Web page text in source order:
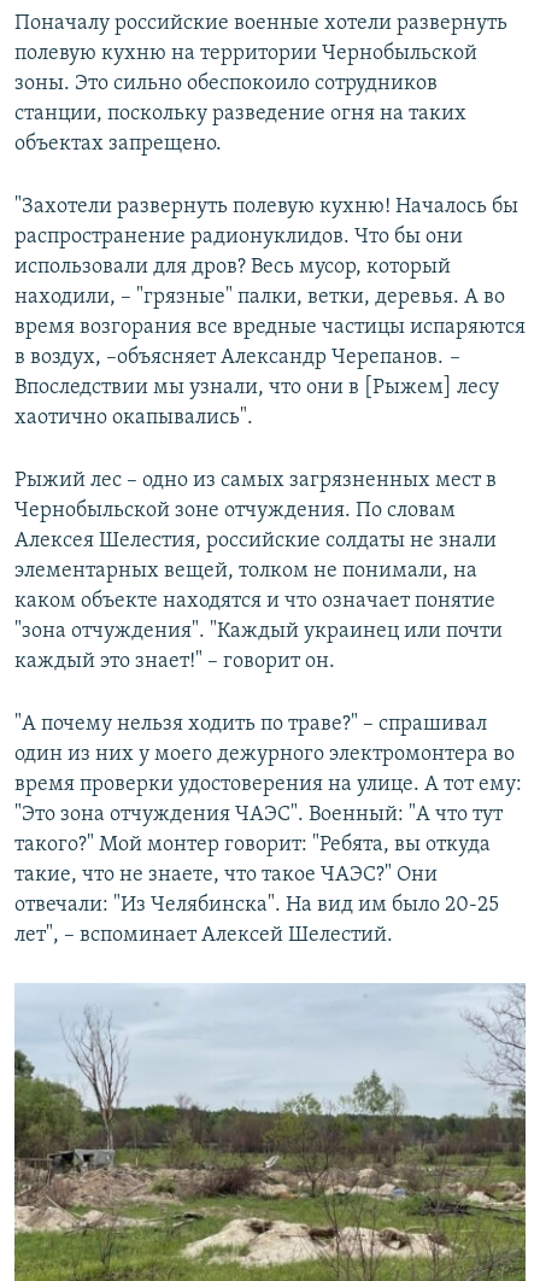
Поначалу российские военные хотели развернуть
полевую кухню на территории Чернобыльской
зоны. Это сильно обеспокоило сотрудников
станции, поскольку разведение огня на таких
объектах запрещено.
"Захотели развернуть полевую кухню! Началось бы
распространение радионуклидов. Что бы они
использовали для дров? Весь мусор, который
находили, – "грязные" палки, ветки, деревья. А во
время возгорания все вредные частицы испаряются
в воздух, –объясняет Александр Черепанов. –
Впоследствии мы узнали, что они в [Рыжем] лесу
хаотично окапывались".
Рыжий лес – одно из самых загрязненных мест в
Чернобыльской зоне отчуждения. По словам
Алексея Шелестия, российские солдаты не знали
элементарных вещей, толком не понимали, на
каком объекте находятся и что означает понятие
"зона отчуждения". "Каждый украинец или почти
каждый это знает!" – говорит он.
"А почему нельзя ходить по траве?" – спрашивал
один из них у моего дежурного электромонтера во
время проверки удостоверения на улице. А тот ему:
"Это зона отчуждения ЧАЭС". Военный: "А что тут
такого?" Мой монтер говорит: "Ребята, вы откуда
такие, что не знаете, что такое ЧАЭС?" Они
отвечали: "Из Челябинска". На вид им было 20-25
лет", – вспоминает Алексей Шелестий.